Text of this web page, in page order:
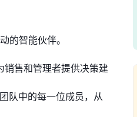
的智能伙伴。
销售和管理者提供决策建
队中的每一位成员，从